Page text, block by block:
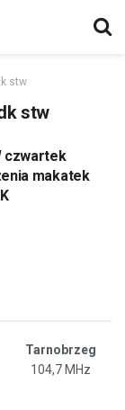
stw
stw
czwartek
makatek
Tarnobrzeg
104,7 MHz